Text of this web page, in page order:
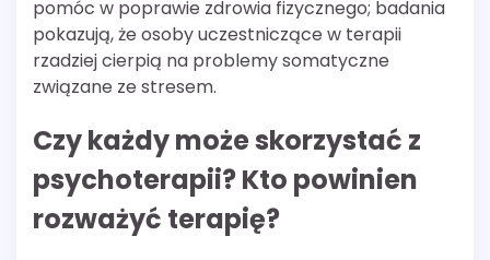
pomóc w poprawie zdrowia fizycznego; badania
pokazują, że osoby uczestniczące w terapii
rzadziej cierpią na problemy somatyczne
związane ze stresem.
Czy każdy może skorzystać z
psychoterapii? Kto powinien
rozważyć terapię?